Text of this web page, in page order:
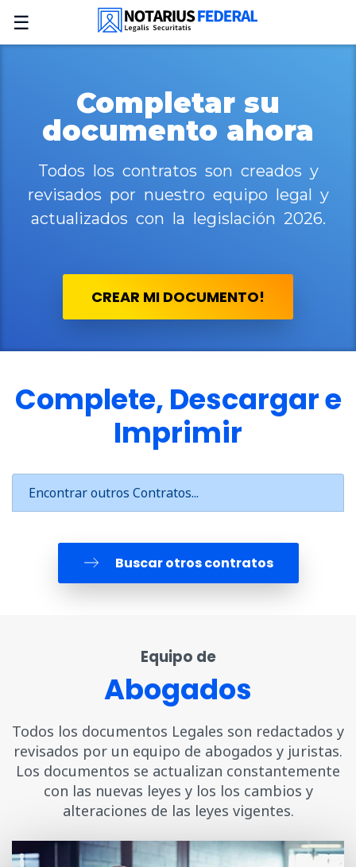
☰
Completar su
documento ahora
Todos los contratos son creados y
revisados por nuestro equipo legal y
actualizados con la legislación 2026.
CREAR MI DOCUMENTO!
Complete, Descargar e
Imprimir
Encontrar outros Contratos...
Buscar otros contratos
Equipo de
Abogados
Todos los documentos Legales son redactados y
revisados por un equipo de abogados y juristas.
Los documentos se actualizan constantemente
con las nuevas leyes y los los cambios y
alteraciones de las leyes vigentes.